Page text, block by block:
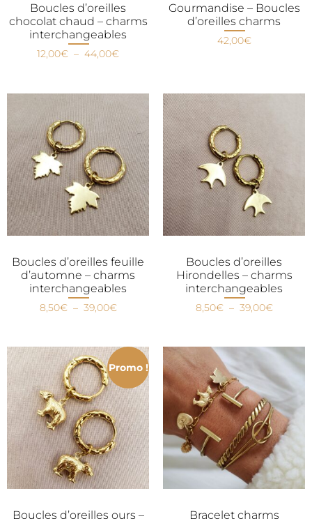
Boucles d’oreilles
chocolat chaud – charms
interchangeables
12,00€ – 44,00€
Gourmandise – Boucles
d’oreilles charms
42,00€
Boucles d’oreilles feuille
d’automne – charms
interchangeables
8,50€ – 39,00€
Boucles d’oreilles
Hirondelles – charms
interchangeables
8,50€ – 39,00€
Promo !
Boucles d’oreilles ours –
Bracelet charms